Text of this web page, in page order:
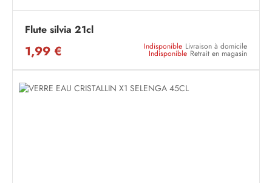
Flute silvia 21cl
1,99 € Indisponible Livraison à domicile
Indisponible Retrait en magasin